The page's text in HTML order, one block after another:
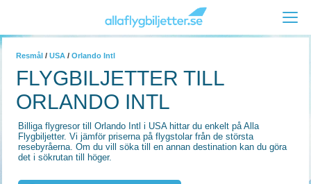
Resmål / USA / Orlando Intl
FLYGBILJETTER TILL
ORLANDO INTL
Billiga flygresor till Orlando Intl i USA hittar du enkelt på Alla
Flygbiljetter. Vi jämför priserna på flygstolar från de största
resebyråerna. Om du vill söka till en annan destination kan du göra
det i sökrutan till höger.